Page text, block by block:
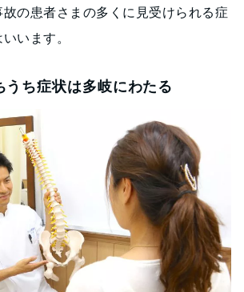
の患者さまの多くに見受けられる症
います。
うち症状は多岐にわたる